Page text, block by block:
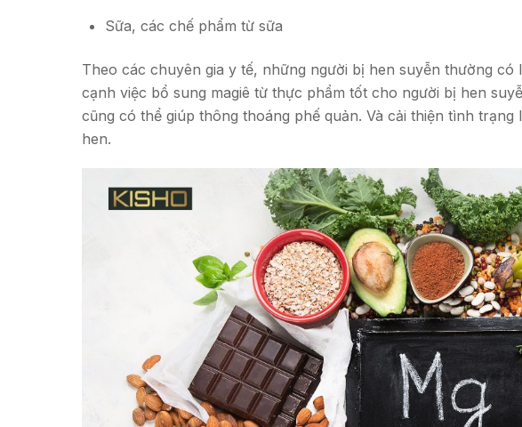
Sữa, các chế phẩm từ sữa
Theo các chuyên gia y tế, những người bị hen suyễn thường
cạnh việc bổ sung magiê từ thực phẩm tốt cho người bị hen
cũng có thể giúp thông thoáng phế quản. Và cải thiện tình
hen.